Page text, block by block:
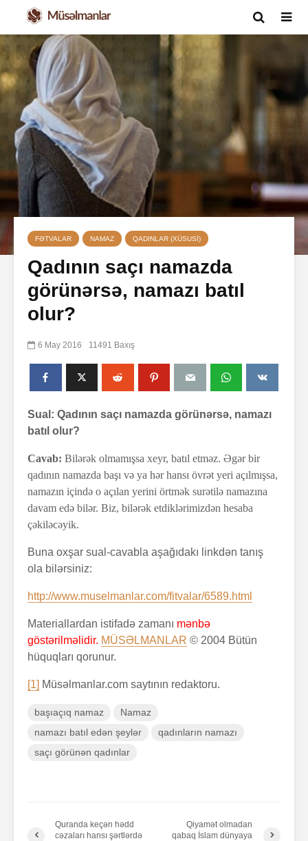
FƏTVALAR NAMAZ QADINLAR (XÜSUSI)
Qadının saçı namazda
görünərsə, namazı batıl
olur?
6 May 2016 11491 Baxış
Sual: Qadının saçı namazda görünərsə, namazı
batıl olur?
Cavab: Bilərək olmamışsa xeyr, batıl etməz. Əgər bir
qadının namazda başı və ya hər hansı övrət yeri açılmışsa,
namazın içində o açılan yerini örtmək surətilə namazına
davam edə bilər. Biz, bilərək etdiklərimizdən hesaba
çəkiləcəyik.
Buna oxşar sual-cavabla aşağıdakı linkdən tanış
ola bilərsiniz:
http://www.muselmanlar.com/fitvalar/6589.html
Materiallardan istifadə zamanı mənbə
göstərilməlidir. MÜSƏLMANLAR © 2004 Bütün
hüquqları qorunur.
[1] Müsəlmanlar.com saytının redaktoru.
başıaçıq namaz
Namaz
namazı batıl edən şeylər
qadınların namazı
saçı görünən qadınlar
Quranda keçən hədd
cəzaları hansı şərtlərdə
Qiyamət olmadan
qabaq İslam dünyaya